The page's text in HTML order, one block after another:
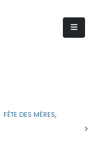
FÊTE DES MÈRES,